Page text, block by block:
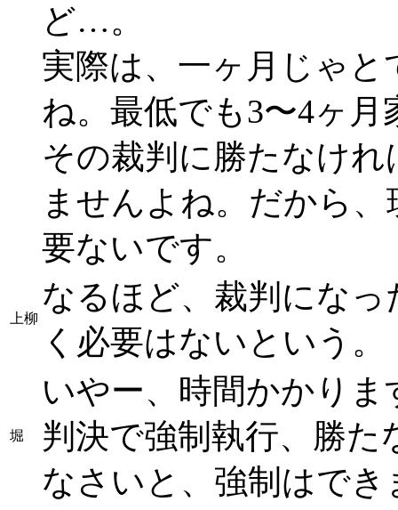
ど…。
実際は、一ヶ月じゃ
ね。最低でも3〜4ヶ
その裁判に勝たなけ
ませんよね。だから
要ないです。
上柳
なるほど、裁判にな
く必要はないという。
堀
いやー、時間かかりま
判決で強制執行、勝
なさいと、強制はで